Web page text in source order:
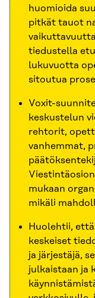
huomioida
pitkät tauot
tiedustella
lukuvuotta
sitoutua
Voxit-
keskustelun
rehtorit,
vanhemmat,
mukaan
mikäli
Huolehtii,
keskeiset
ja järjestäjä,
julkaistaan ja